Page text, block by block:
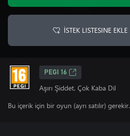
İSTEK LISTESINE EKLE
PEGI 16
Aşırı Şiddet, Çok Kaba Dil
Bu içerik için bir oyun (ayrı satılır) gerekir.